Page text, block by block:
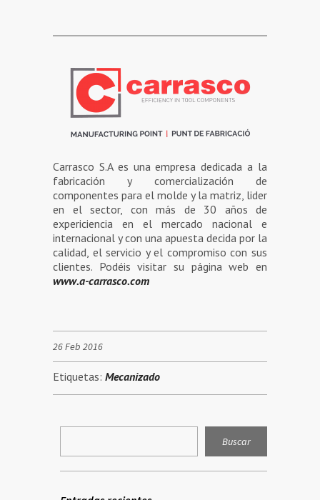
Carrasco S.A es una empresa dedicada a la
fabricación y comercialización de
componentes para el molde y la matriz, lider
en el sector, con más de 30 años de
expericiencia en el mercado nacional e
internacional y con una apuesta decida por la
calidad, el servicio y el compromiso con sus
clientes. Podéis visitar su página web en
www.a-carrasco.com
26 Feb 2016
Etiquetas: Mecanizado